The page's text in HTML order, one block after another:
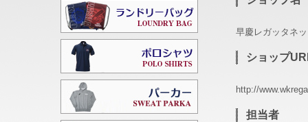
早慶レガッタネ
ショップ
http://
担当者